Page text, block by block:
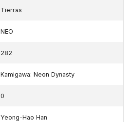
Tierras
NEO
282
Kamigawa: Neon Dynasty
0
Yeong-Hao Han